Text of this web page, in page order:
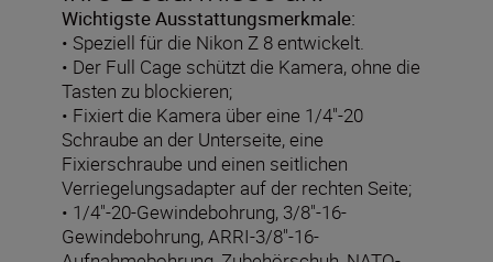
Wichtigste Ausstattungsmerkmale:
• Speziell für die Nikon Z 8 entwickelt.
• Der Full Cage schützt die Kamera, ohne die
Tasten zu blockieren;
• Fixiert die Kamera über eine 1/4"-20
Schraube an der Unterseite, eine
Fixierschraube und einen seitlichen
Verriegelungsadapter auf der rechten Seite;
• 1/4"-20-Gewindebohrung, 3/8"-16-
Gewindebohrung, ARRI-3/8"-16-